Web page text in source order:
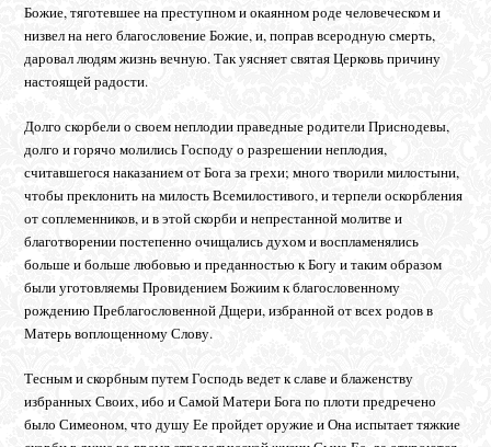
Божие, тяготевшее на преступном и окаянном роде человеческом и
низвел на него благословение Божие, и, поправ всеродную смерть,
даровал людям жизнь вечную. Так уясняет святая Церковь причину
настоящей радости.
Долго скорбели о своем неплодии праведные родители Приснодевы,
долго и горячо молились Господу о разрешении неплодия,
считавшегося наказанием от Бога за грехи; много творили милостыни,
чтобы преклонить на милость Всемилостивого, и терпели оскорбления
от соплеменников, и в этой скорби и непрестанной молитве и
благотворении постепенно очищались духом и воспламенялись
больше и больше любовью и преданностью к Богу и таким образом
были уготовляемы Провидением Божиим к благословенному
рождению Преблагословенной Дщери, избранной от всех родов в
Матерь воплощенному Слову.
Тесным и скорбным путем Господь ведет к славе и блаженству
избранных Своих, ибо и Самой Матери Бога по плоти предречено
было Симеоном, что душу Ее пройдет оружие и Она испытает тяжкие